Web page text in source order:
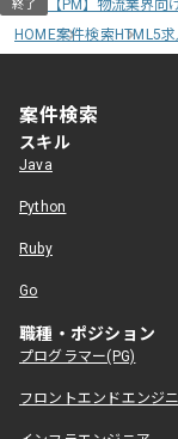
終了
【PM】物流業界向
HOME案件検索HTML5
案件検索
スキル
Java
Python
Ruby
Go
職種・ポジション
プログラマー(PG)
フロントエンドエンジ